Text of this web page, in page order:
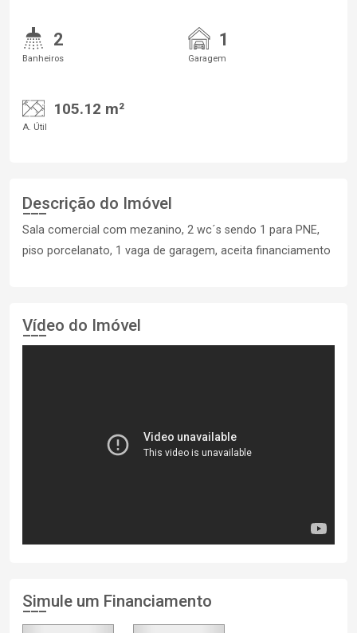
2
Banheiros
1
Garagem
105.12 m²
A. Útil
Descrição do Imóvel
Sala comercial com mezanino, 2 wc´s sendo 1 para PNE,
piso porcelanato, 1 vaga de garagem, aceita financiamento
Vídeo do Imóvel
Simule um Financiamento